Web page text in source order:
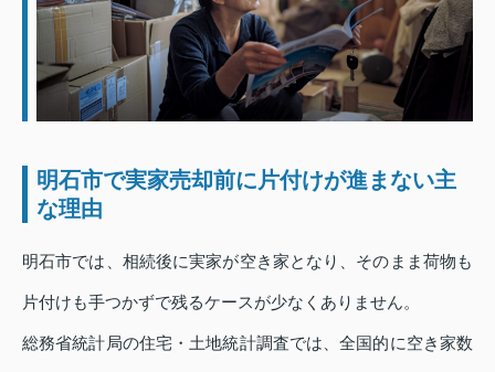
明石市で実家売却前に片付けが進まない主
な理由
明石市では、相続後に実家が空き家となり、そのまま荷物も
片付けも手つかずで残るケースが少なくありません。
総務省統計局の住宅・土地統計調査では、全国的に空き家数